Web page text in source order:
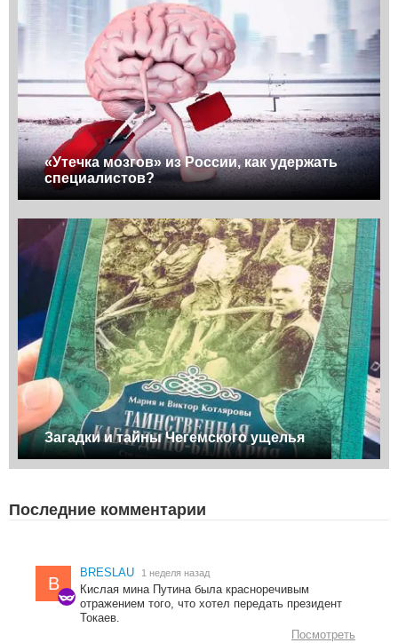
«Утечка мозгов» из России, как удержать
специалистов?
Загадки и тайны Чегемского ущелья
Последние комментарии
B
BRESLAU 1 неделя назад
Кислая мина Путина была красноречивым
отражением того, что хотел передать президент
Токаев.
Посмотреть